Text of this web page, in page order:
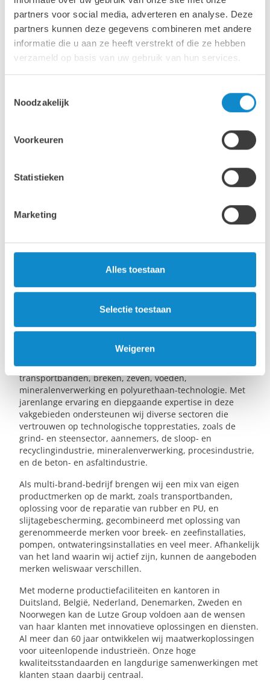
partners voor social media, adverteren en analyse. Deze
partners kunnen deze gegevens combineren met andere
informatie die u aan ze heeft verstrekt of die ze hebben
verzameld op basis van uw gebruik van hun services.
Noodzakelijk
Voorkeuren
Statistieken
Marketing
Alles toestaan
Selectie toestaan
Weigeren
jaren ervaring in de sector
6
Meer over de Lutze Group
Oplossingen voor transport-, breek-, zeef- en
De Lutze Group biedt een compleet assortiment aan
producten en diensten op het gebied van
transportbanden, breken, zeven, voeden,
mineralenverwerking en polyurethaan-technologie. Met
jarenlange ervaring en diepgaande expertise in deze
vakgebieden ondersteunen wij diverse sectoren die
vertrouwen op technologische topprestaties, zoals de
grind- en steensector, aannemers, de sloop- en
recyclingindustrie, mineralenverwerking, procesindustrie,
en de beton- en asfaltindustrie.
Als multi-brand-bedrijf brengen wij een mix van eigen
productmerken op de markt, zoals transportbanden,
oplossing voor de reparatie van rubber en PU, en
slijtagebescherming, gecombineerd met oplossing van
gerenommeerde merken voor breek- en zeefinstallaties,
pompen, ontwateringsinstallaties en veel meer. Afhankelijk
van het land waarin wij actief zijn, kunnen de aangeboden
merken weliswaar verschillen.
Met moderne productiefaciliteiten en kantoren in
Duitsland, België, Nederland, Denemarken, Zweden en
Noorwegen kan de Lutze Group voldoen aan de wensen
van haar klanten met innovatieve oplossingen en diensten.
Al meer dan 60 jaar ontwikkelen wij maatwerkoplossingen
voor uiteenlopende industrieën. Onze hoge
kwaliteitsstandaarden en langdurige samenwerkingen met
klanten staan daarbij centraal.